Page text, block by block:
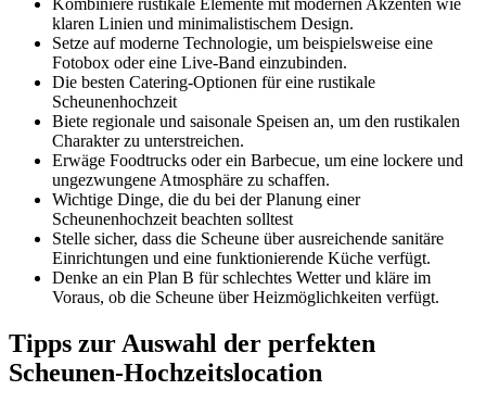
Kombiniere rustikale Elemente mit modernen Akzenten wie
klaren Linien und minimalistischem Design.
Setze auf moderne Technologie, um beispielsweise eine
Fotobox oder eine Live-Band einzubinden.
Die besten Catering-Optionen für eine rustikale
Scheunenhochzeit
Biete regionale und saisonale Speisen an, um den rustikalen
Charakter zu unterstreichen.
Erwäge Foodtrucks oder ein Barbecue, um eine lockere und
ungezwungene Atmosphäre zu schaffen.
Wichtige Dinge, die du bei der Planung einer
Scheunenhochzeit beachten solltest
Stelle sicher, dass die Scheune über ausreichende sanitäre
Einrichtungen und eine funktionierende Küche verfügt.
Denke an ein Plan B für schlechtes Wetter und kläre im
Voraus, ob die Scheune über Heizmöglichkeiten verfügt.
Tipps zur Auswahl der perfekten
Scheunen-Hochzeitslocation